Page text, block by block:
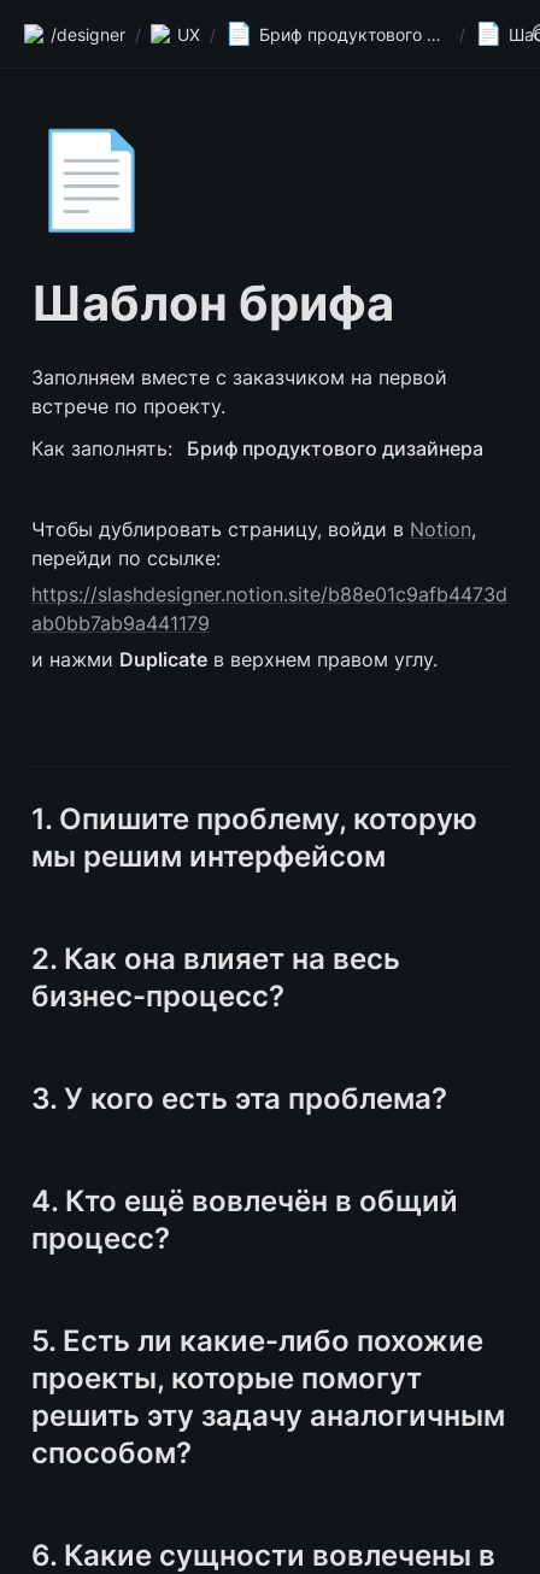
/designer / UX / 📄 Бриф продуктового дизайнера / 📄
📄
Шаблон брифа
Заполняем вместе с заказчиком на первой
встрече по проекту.
Как заполнять:
Бриф продуктового дизайнера
Чтобы дублировать страницу, войди в Notion,
перейди по ссылке:
https://slashdesigner.notion.site/b88e01c9afb4473d
ab0bb7ab9a441179
и нажми Duplicate в верхнем правом углу.
1. Опишите проблему, которую
мы решим интерфейсом
2. Как она влияет на весь
бизнес-процесс?
3. У кого есть эта проблема?
4. Кто ещё вовлечён в общий
процесс?
5. Есть ли какие-либо похожие
проекты, которые помогут
решить эту задачу аналогичным
способом?
6. Какие сущности вовлечены в